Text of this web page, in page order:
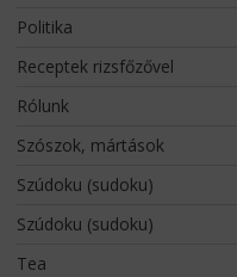
Politika
Receptek rizsfőzővel
Rólunk
Szószok, mártások
Szúdoku (sudoku)
Szúdoku (sudoku)
Tea